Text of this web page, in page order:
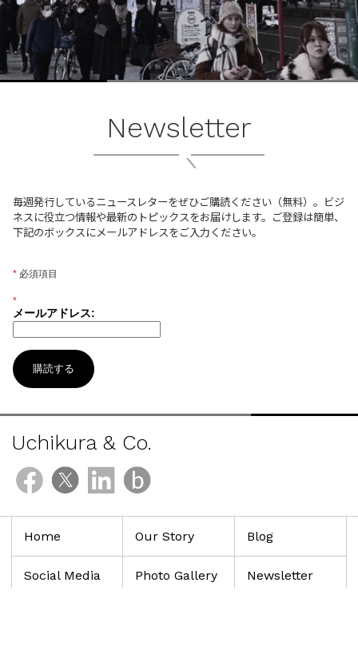
ロ
グ
ル
Newsletter
毎週発行しているニュースレターをぜひご購読ください（無料）。ビジ
ネスに役立つ情報や最新のトピックスをお届けします。ご登録は簡単、
下記のボックスにメールアドレスをご入力ください。
* 必須項目
*
メールアドレス:
購読する
Uchikura & Co.
Home Our Story Blog
Social Media Photo Gallery Newsletter